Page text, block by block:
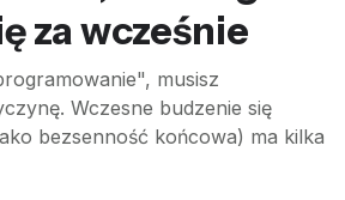
za wcześnie
musisz
Wczesne budzenie się
bezsenność końcowa) ma kilka